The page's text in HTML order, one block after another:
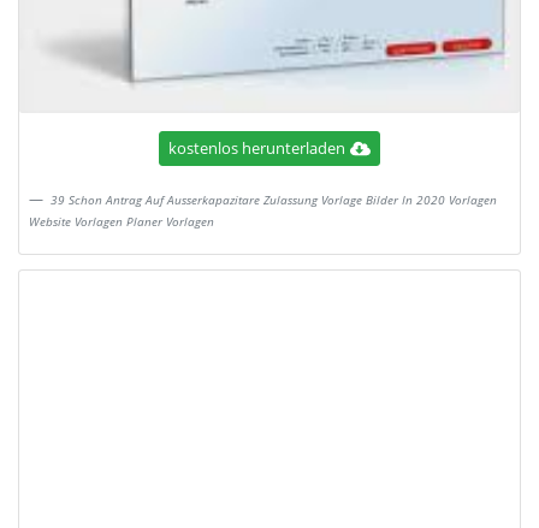
kostenlos herunterladen
39 Schon Antrag Auf Ausserkapazitare Zulassung Vorlage Bilder In 2020 Vorlagen
Website Vorlagen Planer Vorlagen